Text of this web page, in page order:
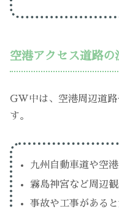
空港アクセス道路の
GW中は、空港周辺道
す。
九州自動車道や空
霧島神宮など周辺
事故や工事がある